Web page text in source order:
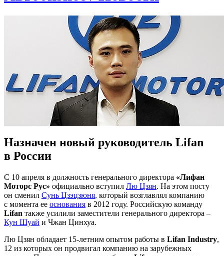
Назначен новый руководитель Lifan
в России
С 10 апреля в должность генерального директора «Лифан
Моторс Рус» официально вступил Лю Цзян. На этом посту
он сменил Сунь Цзэцзюня, который возглавлял компанию
с момента ее основания в 2012 году. Российскую команду
Lifan также усилили заместители генерального директора –
Кун Шуай и Чжан Цинхуа.
Лю Цзян обладает 15-летним опытом работы в Lifan Industry,
12 из которых он продвигал компанию на зарубежных